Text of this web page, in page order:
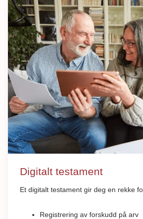
Digitalt testament
Et digitalt testament gir deg en rekke
Registrering av forskudd på arv